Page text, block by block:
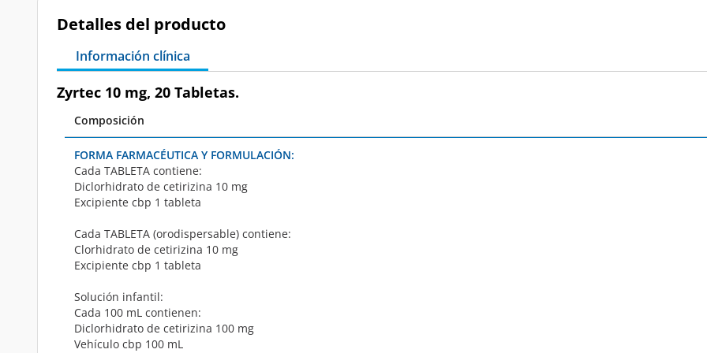
Detalles del producto
Información clínica
Zyrtec 10 mg, 20 Tabletas.
Composición
FORMA FARMACÉUTICA Y FORMULACIÓN:
Cada TABLETA contiene:
Diclorhidrato de cetirizina 10 mg
Excipiente cbp 1 tableta
Cada TABLETA (orodispersable) contiene:
Clorhidrato de cetirizina 10 mg
Excipiente cbp 1 tableta
Solución infantil:
Cada 100 mL contienen:
Diclorhidrato de cetirizina 100 mg
Vehículo cbp 100 mL